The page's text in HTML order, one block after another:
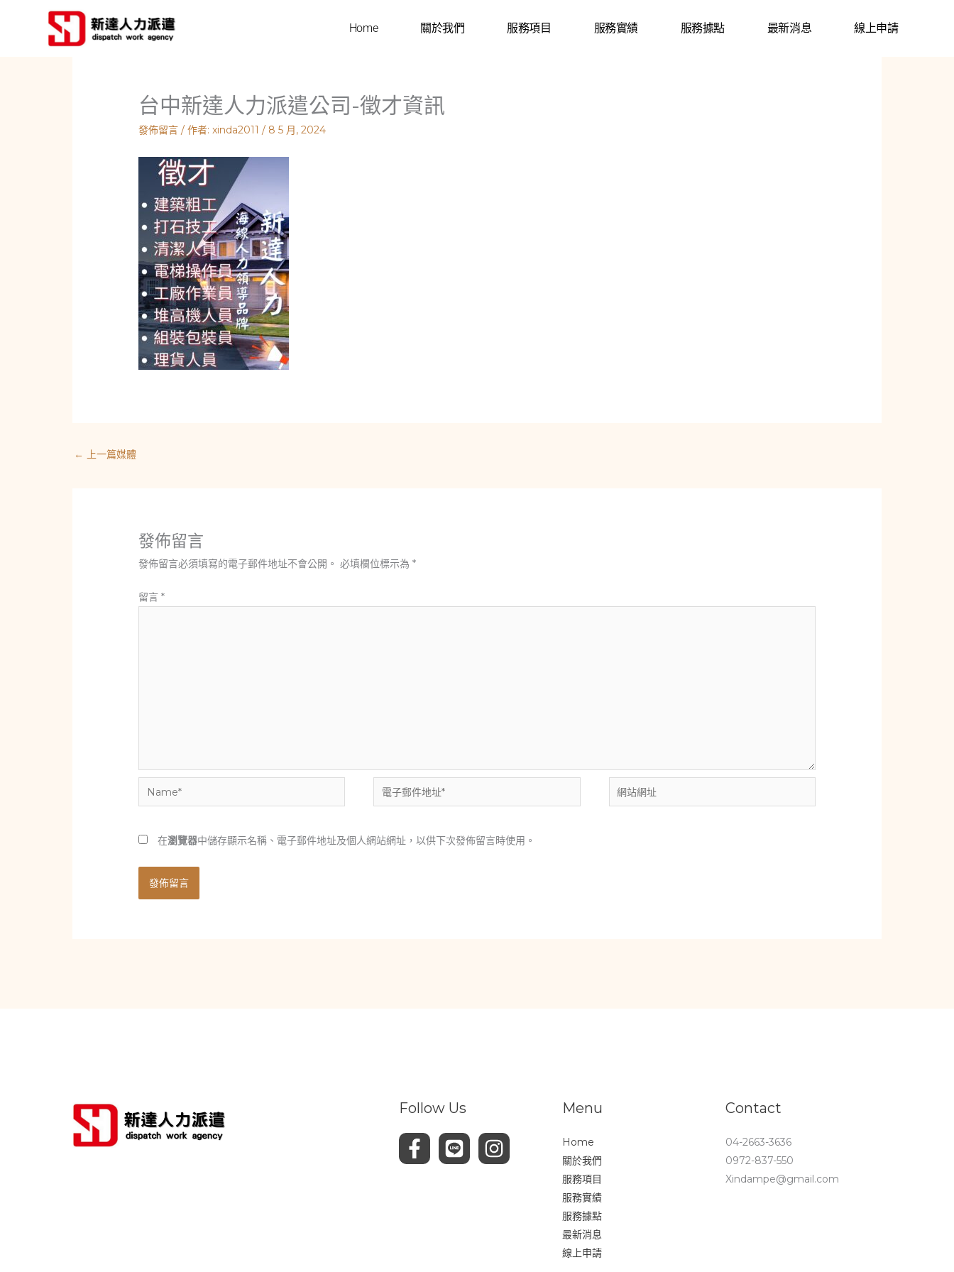
Home 關於我們 服務項目 服務實績 服務據點 最新消息 線上申請
台中新達人力派遣公司-徵才資訊
發佈留言 / 作者:xinda2011/ 8 5 月, 2024
← 上一篇媒體
發佈留言
發佈留言必須填寫的電子郵件地址不會公開。 必填欄位標示為*
留言*
Name*
電
子
件
站
在瀏覽器中儲存顯示名稱、電子郵件地址及個人網站網址，以供下次發佈留言時使用。
Follow Us Menu
Home
關於我們
服務項目
服務實績
服務據點
最新消息
線上申請
Contact
04-2663-3636
0972-837-550
Xindampe@gmail.com